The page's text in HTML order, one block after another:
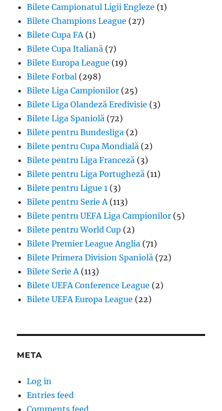
Bilete Campionatul Ligii Engleze (1)
Bilete Champions League (27)
Bilete Cupa FA (1)
Bilete Cupa Italiană (7)
Bilete Europa League (19)
Bilete Fotbal (298)
Bilete Liga Campionilor (25)
Bilete Liga Olandeză Eredivisie (3)
Bilete Liga Spaniolă (72)
Bilete pentru Bundesliga (2)
Bilete pentru Cupa Mondială (2)
Bilete pentru Liga Franceză (3)
Bilete pentru Liga Portugheză (11)
Bilete pentru Ligue 1 (3)
Bilete pentru Serie A (113)
Bilete pentru UEFA Liga Campionilor (5)
Bilete pentru World Cup (2)
Bilete Premier League Anglia (71)
Bilete Primera Division Spaniolă (72)
Bilete Serie A (113)
Bilete UEFA Conference League (2)
Bilete UEFA Europa League (22)
META
Log in
Entries feed
Comments feed